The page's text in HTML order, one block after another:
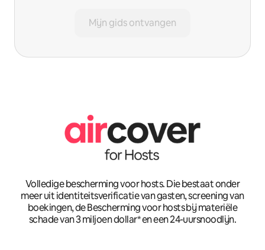
Mijn gids ontvangen
Volledige bescherming voor hosts. Die bestaat onder
meer uit identiteitsverificatie van gasten, screening van
boekingen, de Bescherming voor hosts bij materiële
schade van 3 miljoen dollar* en een 24-uursnoodlijn.